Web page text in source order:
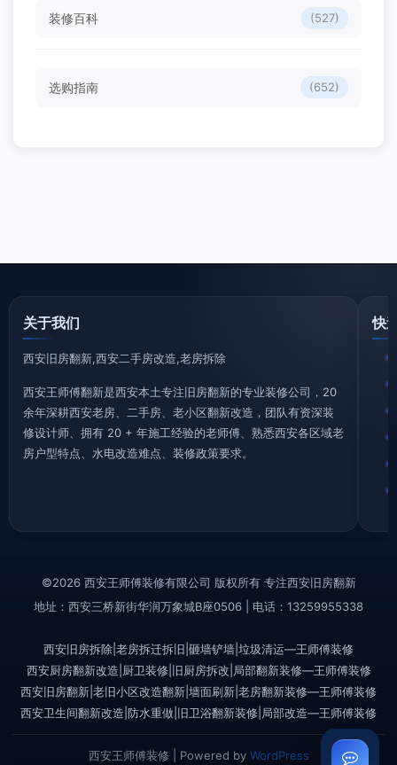
装修百科 (527)
选购指南 (652)
关于我们
西安旧房翻新,西安二手房改造,老房拆除
西安王师傅翻新是西安本土专注旧房翻新的专业装修公司，20
余年深耕西安老房、二手房、老小区翻新改造，团队有资深装
修设计师、拥有 20 + 年施工经验的老师傅、熟悉西安各区域老
房户型特点、水电改造难点、装修政策要求。
快
©2026 西安王师傅装修有限公司 版权所有 专注西安旧房翻新
地址：西安三桥新街华润万象城B座0506 | 电话：13259955338
西安旧房拆除|老房拆迁拆旧|砸墙铲墙|垃圾清运—王师傅装修
西安厨房翻新改造|厨卫装修|旧厨房拆改|局部翻新装修—王师傅装修
西安旧房翻新|老旧小区改造翻新|墙面刷新|老房翻新装修—王师傅装修
西安卫生间翻新改造|防水重做|旧卫浴翻新装修|局部改造—王师傅装修
西安王师傅装修 | Powered by WordPress